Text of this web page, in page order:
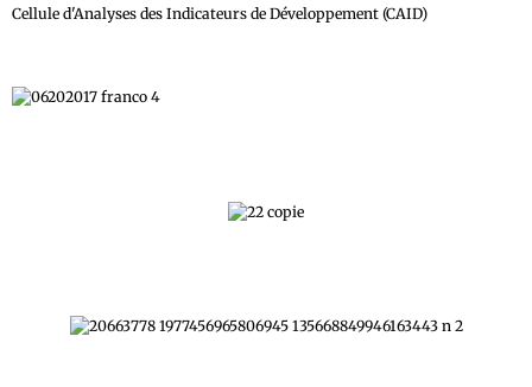
Cellule d'Analyses des Indicateurs de Développement (CAID)